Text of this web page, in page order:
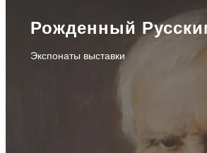
Рожденный
Экспонаты выставки